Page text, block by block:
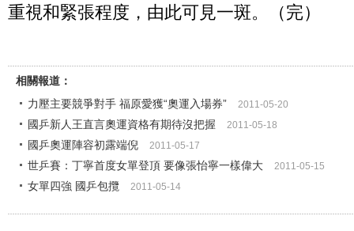
重視和緊張程度，由此可見一斑。（完）
相關報道：
力壓主要競爭對手 福原愛獲“奧運入場券”
2011-05-20
國乒新人王直言奧運資格有期待沒把握 2011-05-18
國乒奧運陣容初露端倪 2011-05-17
世乒賽：丁寧首度女單登頂 要像張怡寧一樣偉大 2011-05-15
女單四強 國乒包攬 2011-05-14